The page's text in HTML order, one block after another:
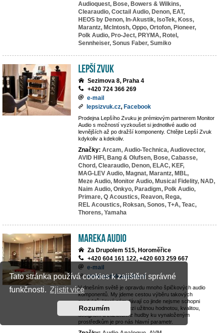
Tato stránka používá cookies k zajištění správné
funkčnosti. Zjistit více
Rozumím
Audioquest, Bose, Bowers & Wilkins,
Clearaudio, Coctail Audio, Denon, EAT,
HEOS by Denon, In-Akustik, IsoTek, Koss,
Marantz, McIntosh, Oppo, Ortofon, Pioneer,
Polk Audio, Pro-Ject, PRYMA, Rotel,
Sennheiser, Sonus Faber, Sumiko
LEPŠÍ ZVUK
Sezimova 8, Praha 4
+420 724 366 269
e-mail
lepsizvuk.cz, Facebook
Prodejna Lepšího Zvuku je prémiovým partnerem Monitor
Audio s možností vyzkoušet si jednotlivé audio od
levnějších až po dražší komponenty. Chtějte Lepší Zvuk
kdykoliv a kdekoliv.
Značky: Arcam, Audio-Technica, Audiovector,
AVID HIFI, Bang & Olufsen, Bose, Cabasse,
Chord, Clearaudio, Denon, ELAC, KEF,
MAG-LEV Audio, Magnat, Marantz, MBL,
Meze Audio, Monitor Audio, Musical Fidelity, NAD,
Naim Audio, Onkyo, Paradigm, Polk Audio,
Primare, Q Acoustics, Reavon, Rega,
REL Acoustics, Roksan, Sonos, T+A, Teac,
Thorens, Yamaha
MAREKA AUDIO
Za Drupolem 515, Horoměřice
+420 604 161 122, +420 603 259 667
e-mail
www.marekaaudio.cz
V dnešním světě je opravdu mnoho špičkových audio
komponentů. My jdeme cestou výběru takových
produktů, které nám dávají co jinde nejsme schopni
nalézt. Rovnováha mezi užitnou hodnotou, kvalitou,
designem a zážitkem z hudby ku vynaloženým
prostředkům je pro nás hlavní parametr.